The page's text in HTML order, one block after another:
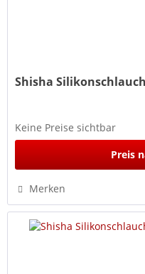
Shisha
Keine Preise sichtbar
Preis
Merken